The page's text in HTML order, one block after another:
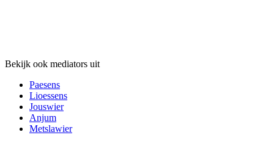
Bekijk ook mediators uit
Paesens
Lioessens
Jouswier
Anjum
Metslawier